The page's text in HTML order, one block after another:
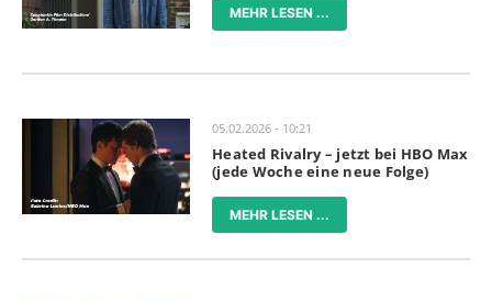
MEHR LESEN ...
05.02.2026 - 10:21
Heated Rivalry – jetzt bei HBO Max
(jede Woche eine neue Folge)
MEHR LESEN ...